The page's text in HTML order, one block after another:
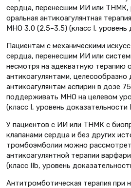
сердца, перенесшим ИИ или ТНМК,
оральная антикоагулянтная
МНО 3,0 (2,5–3,5) (класс I, уровень
Пациентам с механическими
сердца, перенесшим ИИ или
несмотря на адекватную терапию
антикоагулянтами,
антикоагулянтам аспирин в дозе
поддерживать МНО на целевом
(класс I, уровень доказательности
У пациентов с ИИ или ТНМК с
клапанами сердца и без других
тромбоэмболии можно
антикоагулянтной терапии
(класс IIb, уровень
Антитромботическая терапия при